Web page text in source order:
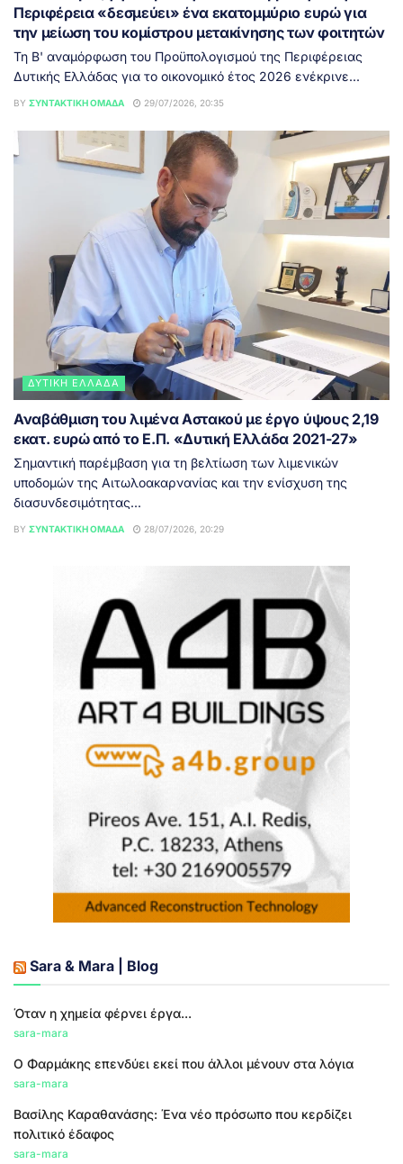
Περιφέρεια «δεσμεύει» ένα εκατομμύριο ευρώ για
την μείωση του κομίστρου μετακίνησης των φοιτητών
Τη Β' αναμόρφωση του Προϋπολογισμού της Περιφέρειας
Δυτικής Ελλάδας για το οικονομικό έτος 2026 ενέκρινε...
BY ΣΥΝΤΑΚΤΙΚΉ ΟΜΆΔΑ 29/07/2026, 20:35
ΔΥΤΙΚΉ ΕΛΛΆΔΑ
Αναβάθμιση του λιμένα Αστακού με έργο ύψους 2,19
εκατ. ευρώ από το Ε.Π. «Δυτική Ελλάδα 2021-27»
Σημαντική παρέμβαση για τη βελτίωση των λιμενικών
υποδομών της Αιτωλοακαρνανίας και την ενίσχυση της
διασυνδεσιμότητας...
BY ΣΥΝΤΑΚΤΙΚΉ ΟΜΆΔΑ 28/07/2026, 20:29
Sara & Mara | Blog
Όταν η χημεία φέρνει έργα...
sara-mara
Ο Φαρμάκης επενδύει εκεί που άλλοι μένουν στα λόγια
sara-mara
Βασίλης Καραθανάσης: Ένα νέο πρόσωπο που κερδίζει
πολιτικό έδαφος
sara-mara